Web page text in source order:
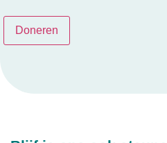
Doneren